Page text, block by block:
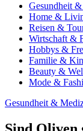
Gesundheit
Home &
Reisen &
Wirtschaft &
Hobbys &
Familie &
Beauty &
Mode &
Gesundheit &